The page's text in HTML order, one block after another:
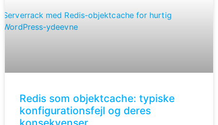
Redis som objektcache: typiske
konfigurationsfejl og deres
konsekvenser